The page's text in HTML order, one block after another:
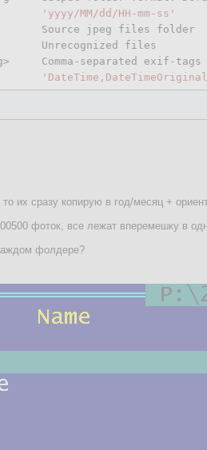
'yyyy/MM/dd/HH-mm-ss'
Source jpeg files folder
Unrecognized files
Comma-separated exif-
их сразу копирую в год/месяц +
фоток, все лежат вперемешку в
фолдере?